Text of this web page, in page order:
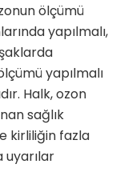
ölçümü
yapılmalı,
yapılmalı
Halk, ozon
sağlık
kirliliğin fazla
uyarılar